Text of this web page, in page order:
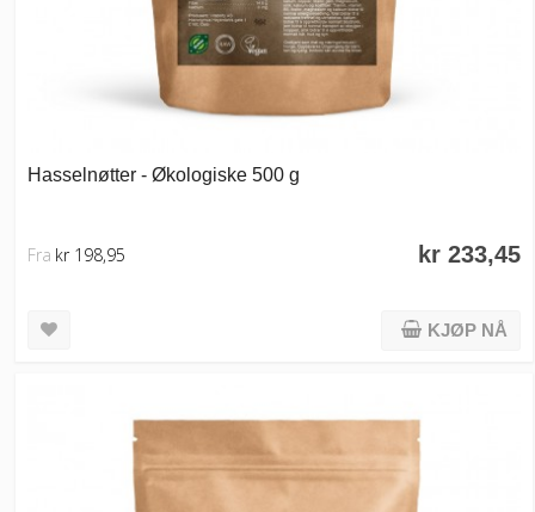
Hasselnøtter - Økologiske 500 g
kr 233,45
Fra kr 198,95
KJØP NÅ